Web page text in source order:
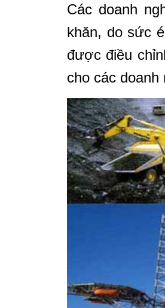
Các doanh
khăn, do sức
được điều
cho các doanh